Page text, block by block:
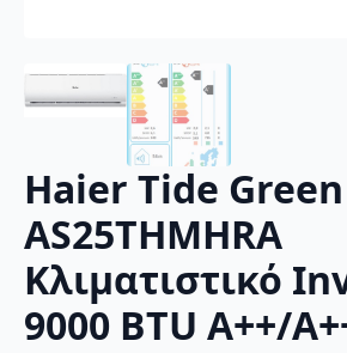
Haier Tide Green
AS25THMHRA
Κλιματιστικό
9000 BTU A++/